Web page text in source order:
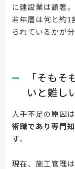
に建設業は顕著
若年層は何と約1
られているかが
「そも
いと難し
人手不足の原因
術職であり専門
す。
現在、施工管理